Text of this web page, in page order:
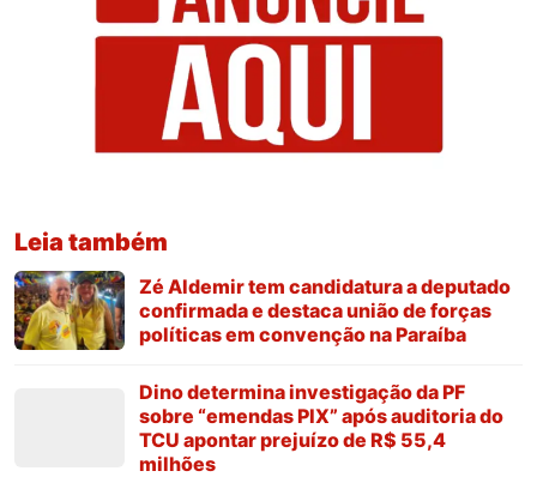
Leia também
Zé Aldemir tem candidatura a deputado
confirmada e destaca união de forças
políticas em convenção na Paraíba
Dino determina investigação da PF
sobre “emendas PIX” após auditoria do
TCU apontar prejuízo de R$ 55,4
milhões